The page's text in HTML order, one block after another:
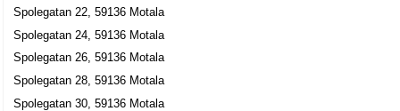
Spolegatan 22, 59136 Motala
Spolegatan 24, 59136 Motala
Spolegatan 26, 59136 Motala
Spolegatan 28, 59136 Motala
Spolegatan 30, 59136 Motala